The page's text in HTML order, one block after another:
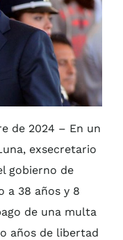
de 2024 – En un
exsecretario
gobierno de
a 38 años y 8
de una multa
años de libertad